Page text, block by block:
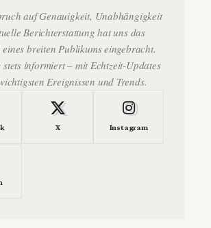
auf Genauigkeit, Unabhängigkeit
Berichterstattung hat uns das
eines breiten Publikums eingebracht.
stets informiert – mit Echtzeit-Updates
Ereignissen und Trends.
X Instagram